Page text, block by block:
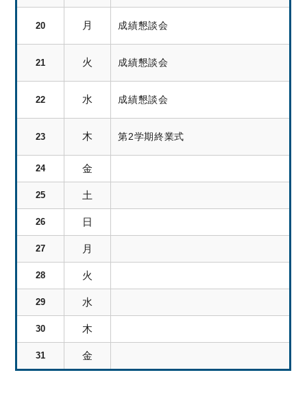
20 月 成績懇談会
21 火 成績懇談会
22 水 成績懇談会
23 木 第2学期終業式
24 金
25 土
26 日
27 月
28 火
29 水
30 木
31 金